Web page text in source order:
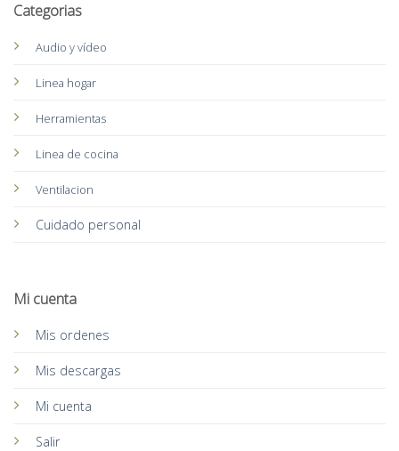
Mi cuenta
Mis ordenes
Mis descargas
Mi cuenta
Salir
Categorias
Audio y vídeo
Linea hogar
Herramientas
Linea de cocina
Ventilacion
Cuidado personal